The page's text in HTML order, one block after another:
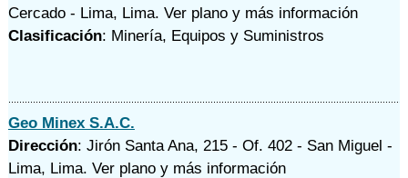
Cercado - Lima, Lima. Ver plano y más información
Clasificación: Minería, Equipos y Suministros
Geo Minex S.A.C.
Dirección: Jirón Santa Ana, 215 - Of. 402 - San Miguel -
Lima, Lima. Ver plano y más información